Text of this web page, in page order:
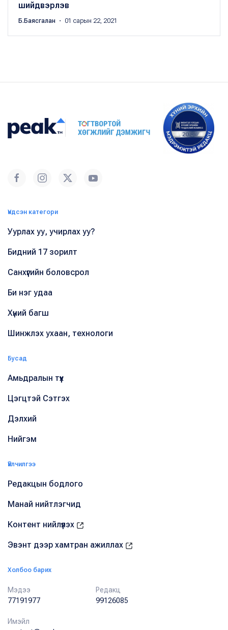
шийдвэрлэв
Б.Баясгалан ・ 01 сарын 22, 2021
Үндсэн категори
Уурлах уу, учирлах уу?
Бидний 17 зорилт
Санхүүгийн боловсрол
Би нэг удаа
Хүний багш
Шинжлэх ухаан, технологи
Бусад
Амьдралын түүх
Цэгцтэй Сэтгэх
Дэлхий
Нийгэм
Үйлчилгээ
Редакцын бодлого
Манай нийтлэгчид
Контент нийлүүлэх
Эвэнт дээр хамтран ажиллах
Холбоо барих
Мэдээ
77191977
Редакц
99126085
Имэйл